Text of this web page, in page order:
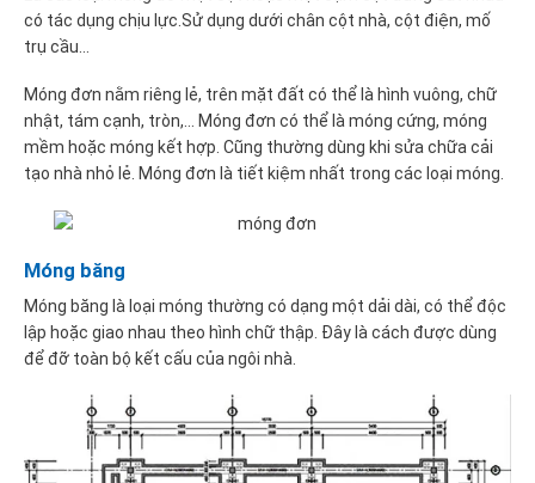
có tác dụng chịu lực.Sử dụng dưới chân cột nhà, cột điện, mố
trụ cầu…
Móng đơn nằm riêng lẻ, trên mặt đất có thể là hình vuông, chữ
nhật, tám cạnh, tròn,… Móng đơn có thể là móng cứng, móng
mềm hoặc móng kết hợp. Cũng thường dùng khi sửa chữa cải
tạo nhà nhỏ lẻ. Móng đơn là tiết kiệm nhất trong các loại móng.
Móng băng
Móng băng là loại móng thường có dạng một dải dài, có thể độc
lập hoặc giao nhau theo hình chữ thập. Đây là cách được dùng
để đỡ toàn bộ kết cấu của ngôi nhà.